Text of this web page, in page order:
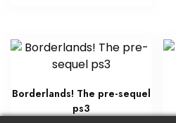
Borderlands! The pre-sequel
ps3